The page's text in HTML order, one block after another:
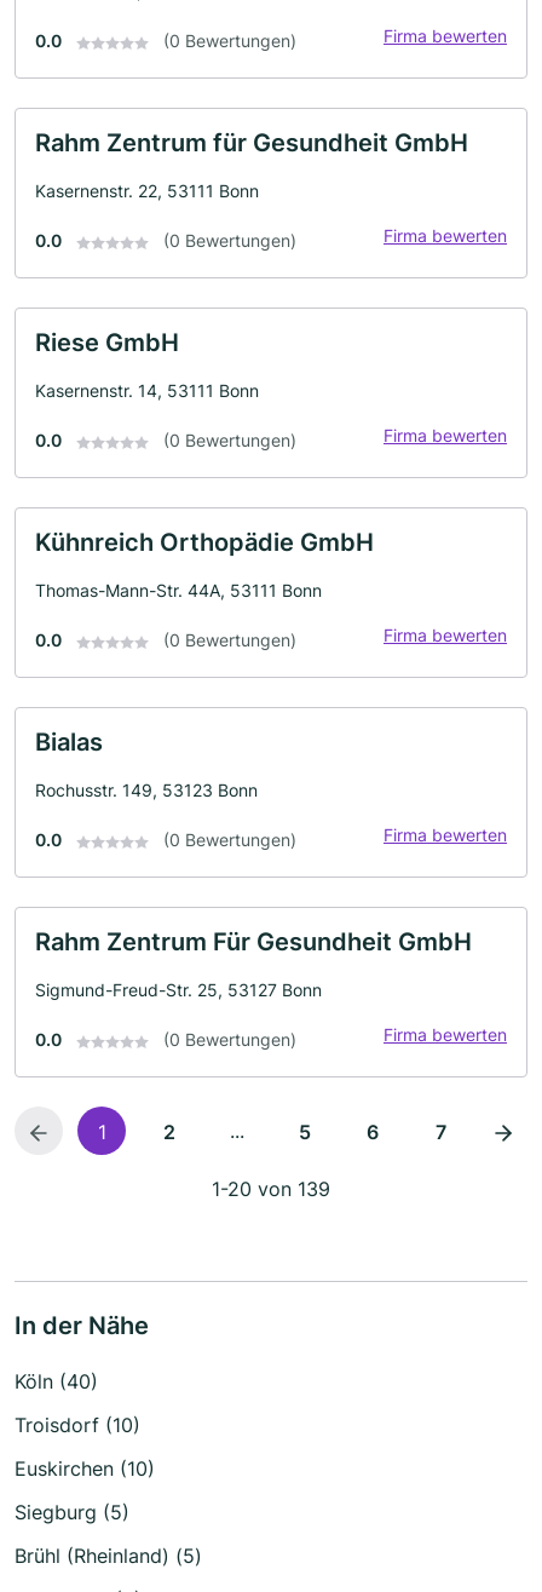
0.0 (0 Bewertungen) Firma bewerten
Rahm Zentrum für Gesundheit GmbH
Kasernenstr. 22, 53111 Bonn
0.0 (0 Bewertungen) Firma bewerten
Riese GmbH
Kasernenstr. 14, 53111 Bonn
0.0 (0 Bewertungen) Firma bewerten
Kühnreich Orthopädie GmbH
Thomas-Mann-Str. 44A, 53111 Bonn
0.0 (0 Bewertungen) Firma bewerten
Bialas
Rochusstr. 149, 53123 Bonn
0.0 (0 Bewertungen) Firma bewerten
Rahm Zentrum Für Gesundheit GmbH
Sigmund-Freud-Str. 25, 53127 Bonn
0.0 (0 Bewertungen) Firma bewerten
1 2 ... 5 6 7
1-20 von 139
In der Nähe
Köln (40)
Troisdorf (10)
Euskirchen (10)
Siegburg (5)
Brühl (Rheinland) (5)